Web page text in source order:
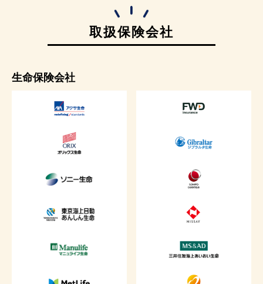
取扱保険会社
生命保険会社